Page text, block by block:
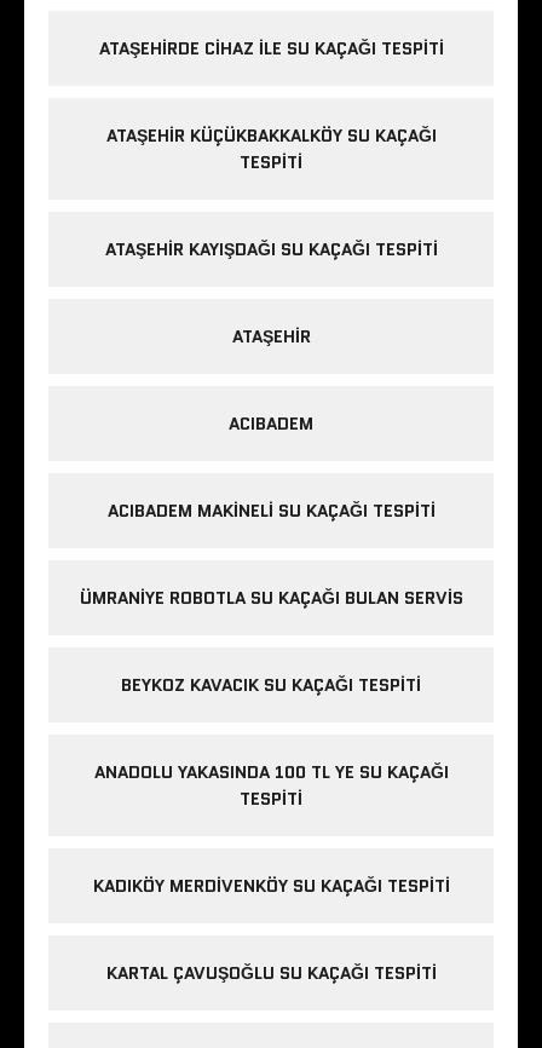
ATAŞEHIRDE CIHAZ ILE SU KAÇAĞI TESPITI
ATAŞEHIR KÜÇÜKBAKKALKÖY SU KAÇAĞI
TESPITI
ATAŞEHIR KAYIŞDAĞI SU KAÇAĞI TESPITI
ATAŞEHIR
ACIBADEM
ACIBADEM MAKINELI SU KAÇAĞI TESPITI
ÜMRANIYE ROBOTLA SU KAÇAĞI BULAN SERVIS
BEYKOZ KAVACIK SU KAÇAĞI TESPITI
ANADOLU YAKASINDA 100 TL YE SU KAÇAĞI
TESPITI
KADIKÖY MERDIVENKÖY SU KAÇAĞI TESPITI
KARTAL ÇAVUŞOĞLU SU KAÇAĞI TESPITI